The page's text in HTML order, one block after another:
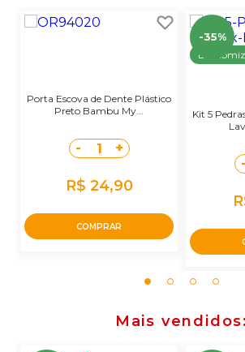
Porta Escova de Dente Plástico
Preto Bambu My...
- 1 +
R$ 24,90
COMPRAR
-35%
Kit 5
-
Mais vendidos